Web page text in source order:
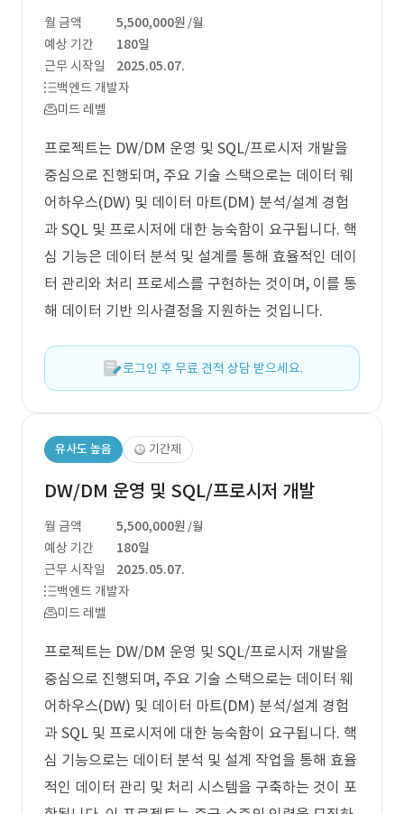
월 금액 5,500,000원 /월
예상 기간
180일
근무 시작일
2025.05.07.
백엔드 개발자
미드 레벨
프로젝트는 DW/DM 운영 및 SQL/프로시저 개발을
중심으로 진행되며, 주요 기술 스택으로는 데이터 웨
어하우스(DW) 및 데이터 마트(DM) 분석/설계 경험
과 SQL 및 프로시저에 대한 능숙함이 요구됩니다. 핵
심 기능은 데이터 분석 및 설계를 통해 효율적인 데이
터 관리와 처리 프로세스를 구현하는 것이며, 이를 통
해 데이터 기반 의사결정을 지원하는 것입니다.
로그인 후 무료 견적 상담 받으세요.
유사도 높음 기간제
DW/DM 운영 및 SQL/프로시저 개발
월 금액 5,500,000원 /월
예상 기간
180일
근무 시작일
2025.05.07.
백엔드 개발자
미드 레벨
프로젝트는 DW/DM 운영 및 SQL/프로시저 개발을
중심으로 진행되며, 주요 기술 스택으로는 데이터 웨
어하우스(DW) 및 데이터 마트(DM) 분석/설계 경험
과 SQL 및 프로시저에 대한 능숙함이 요구됩니다. 핵
심 기능으로는 데이터 분석 및 설계 작업을 통해 효율
적인 데이터 관리 및 처리 시스템을 구축하는 것이 포